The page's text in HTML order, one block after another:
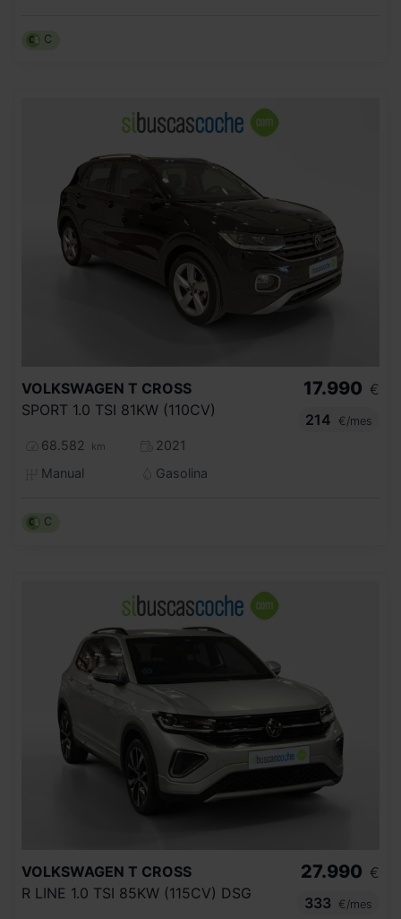
C
VOLKSWAGEN T CROSS
SPORT 1.0 TSI 81KW (110CV)
68.582 km
2021
Manual
Gasolina
17.990 €
214
€/mes
C
VOLKSWAGEN T CROSS
R LINE 1.0 TSI 85KW (115CV) DSG
27.990 €
333
€/mes